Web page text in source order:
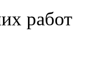
работ